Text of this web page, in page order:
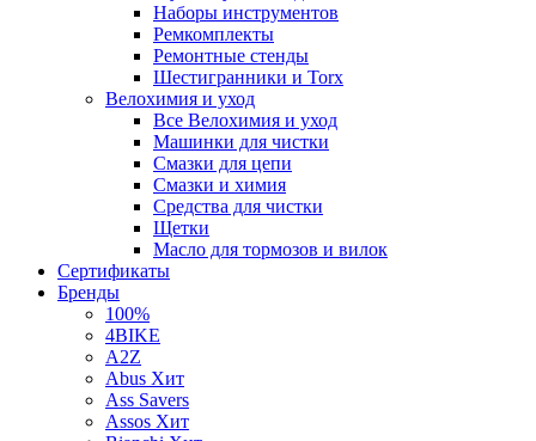
Наборы инструментов
Ремкомплекты
Ремонтные стенды
Шестигранники и Torx
Велохимия и уход
Все Велохимия и уход
Машинки для чистки
Смазки для цепи
Смазки и химия
Средства для чистки
Щетки
Масло для тормозов и вилок
Сертификаты
Бренды
100%
4BIKE
A2Z
Abus Хит
Ass Savers
Assos Хит